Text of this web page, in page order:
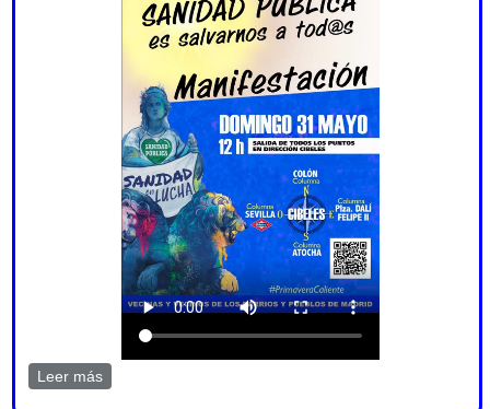
Leer mássobre Nos sumamos a la manifestación por la sanidad